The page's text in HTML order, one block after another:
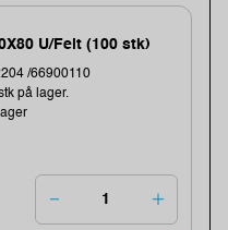
U/Felt (100 stk)
/66900110
på lager.